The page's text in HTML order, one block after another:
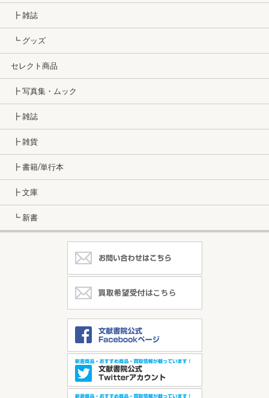
┣ 雑誌
┗ グッズ
セレクト商品
┣ 写真集・ムック
┣ 雑誌
┣ 雑貨
┣ 書籍/単行本
┣ 文庫
┗ 新書